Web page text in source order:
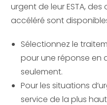
urgent de leur ESTA,
accéléré sont
Sélectionnez le
pour une réponse en
seulement.
Pour les situations
service de la plus